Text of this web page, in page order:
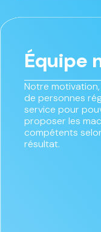
Équipe
Notre
de personnes
service pour
proposer les
compétents
résultat.